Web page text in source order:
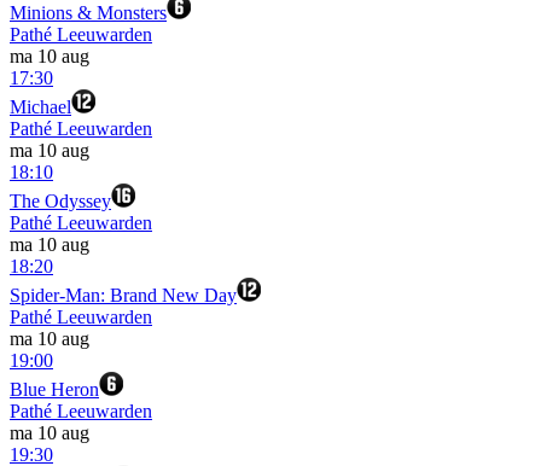
Minions & Monsters
Pathé Leeuwarden
ma 10 aug
17:30
Michael
Pathé Leeuwarden
ma 10 aug
18:10
The Odyssey
Pathé Leeuwarden
ma 10 aug
18:20
Spider-Man: Brand New Day
Pathé Leeuwarden
ma 10 aug
19:00
Blue Heron
Pathé Leeuwarden
ma 10 aug
19:30